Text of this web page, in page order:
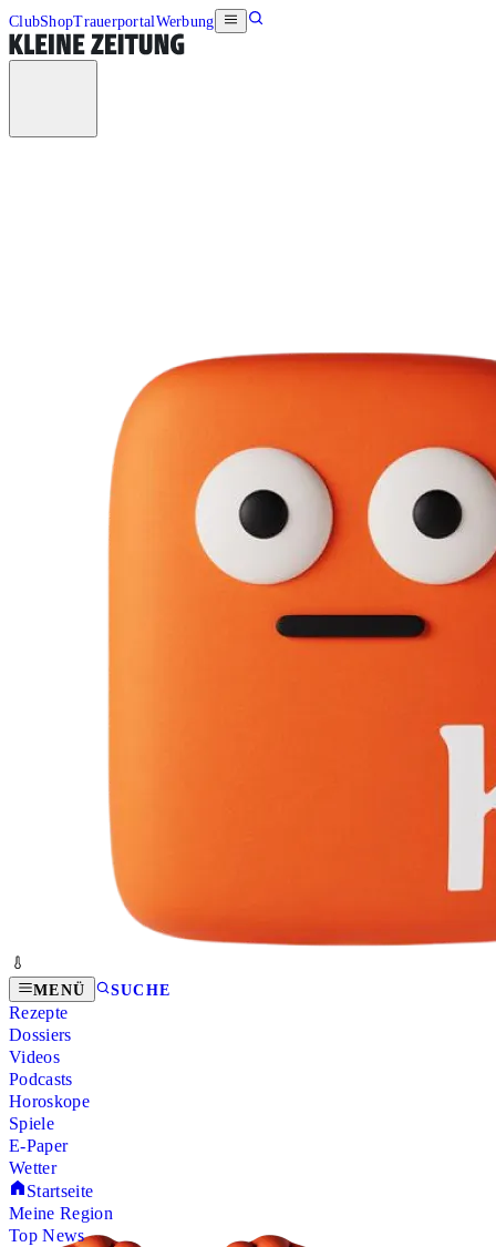
ClubShopTrauerportalWerbung
MENÜ SUCHE
Rezepte
Dossiers
Videos
Podcasts
Horoskope
Spiele
E-Paper
Wetter
Startseite
Meine Region
Top News